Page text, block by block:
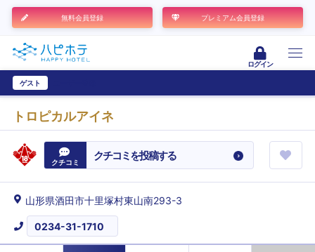
無料会員登録 プレミアム会員登録
ログイン
ゲスト
トロピカルアイネ
クチコミ クチコミを投稿する
山形県酒田市十里塚村東山南293-3
0234-31-1710